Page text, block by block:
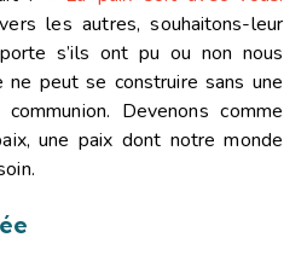
les autres, souhaitons-leur
s’ils ont pu ou non nous
ne peut se construire sans une
Devenons comme
une paix dont notre monde